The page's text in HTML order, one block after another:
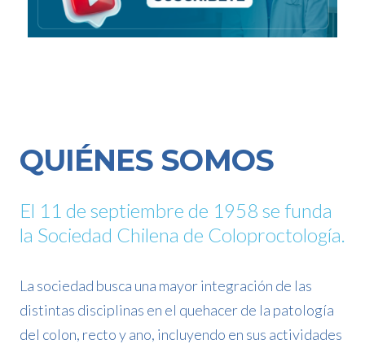
QUIÉNES SOMOS
El 11 de septiembre de 1958 se funda
la Sociedad Chilena de Coloproctología.
La sociedad busca una mayor integración de las
distintas disciplinas en el quehacer de la patología
del colon, recto y ano, incluyendo en sus actividades